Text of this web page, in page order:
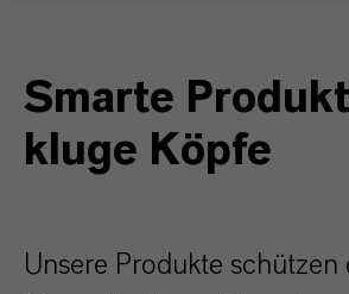
Smarte
kluge Köpfe
Unsere Produkte schützen